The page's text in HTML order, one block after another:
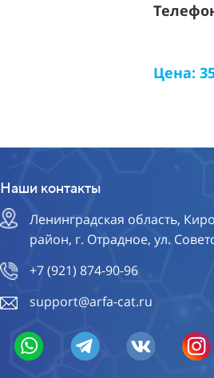
Цена:
Наши контакты
Ленинградская область,
район, г. Отрадное, ул.
+7 (921) 874-90-96
support@arfa-cat.ru